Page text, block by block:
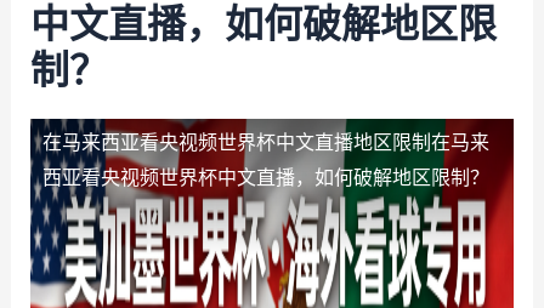
中文直播，如何破解地区限
制？
在马来西亚看央视频世界杯中文直播地区限制 在马来
西亚看央视频世界杯中文直播，如何破解地区限制？